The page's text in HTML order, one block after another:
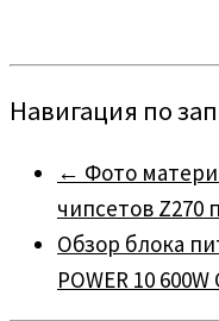
Навигация по
← Фото
чипсетов Z270
Обзор блока
POWER 10 600W